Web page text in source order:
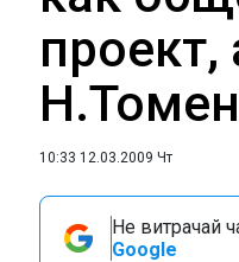
10:33 12.03.2009 Чт
Не витрачай
Google